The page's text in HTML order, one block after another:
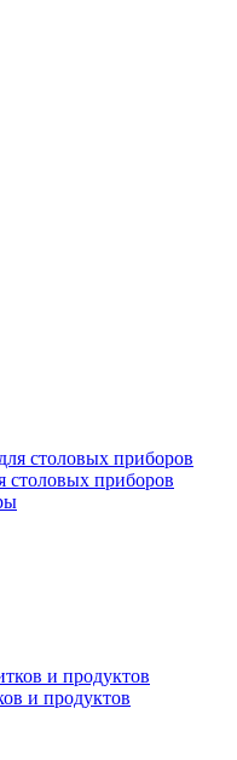
столовых приборов
и продуктов